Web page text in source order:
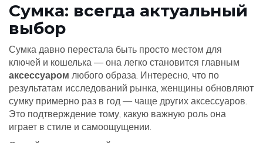
Сумка: всегда актуальный
выбор
Сумка давно перестала быть просто местом для
ключей и кошелька — она легко становится главным
аксессуаром любого образа. Интересно, что по
результатам исследований рынка, женщины обновляют
сумку примерно раз в год — чаще других аксессуаров.
Это подтверждение тому, какую важную роль она
играет в стиле и самоощущении.